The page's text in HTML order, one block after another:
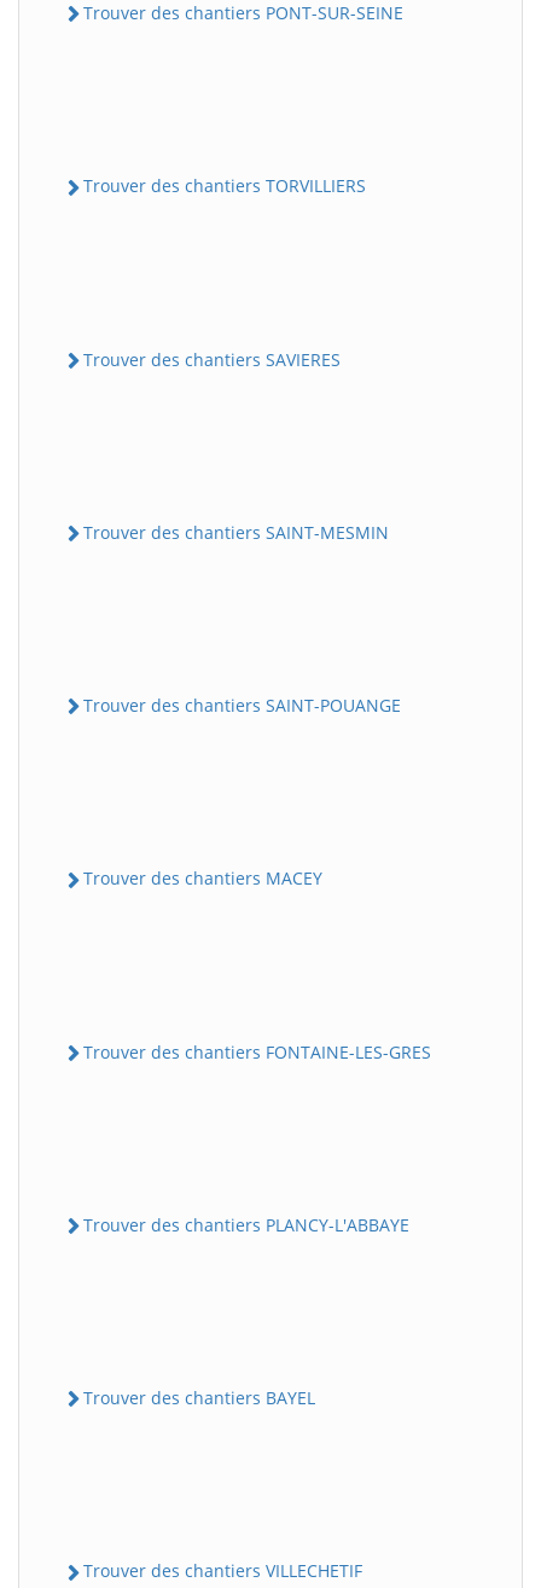
Trouver des chantiers PONT-SUR-SEINE
Trouver des chantiers TORVILLIERS
Trouver des chantiers SAVIERES
Trouver des chantiers SAINT-MESMIN
Trouver des chantiers SAINT-POUANGE
Trouver des chantiers MACEY
Trouver des chantiers FONTAINE-LES-GRES
Trouver des chantiers PLANCY-L'ABBAYE
Trouver des chantiers BAYEL
Trouver des chantiers VILLECHETIF